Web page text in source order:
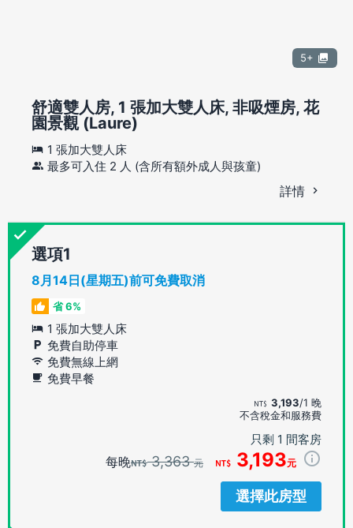
5+
舒適雙人房, 1 張加大雙人床, 非吸煙房, 花
園景觀 (Laure)
1 張加大雙人床
最多可入住 2 人 (含所有額外成人與孩童)
詳情
選項
8月14日(星期五)前可免費取消
省 6%
1 張加大雙人床
免費自助停車
免費無線上網
免費早餐
3,193/1 晚
不含稅金和服務費
只剩 1 間客房
每晚 3,363元 3,193元
選擇此房型